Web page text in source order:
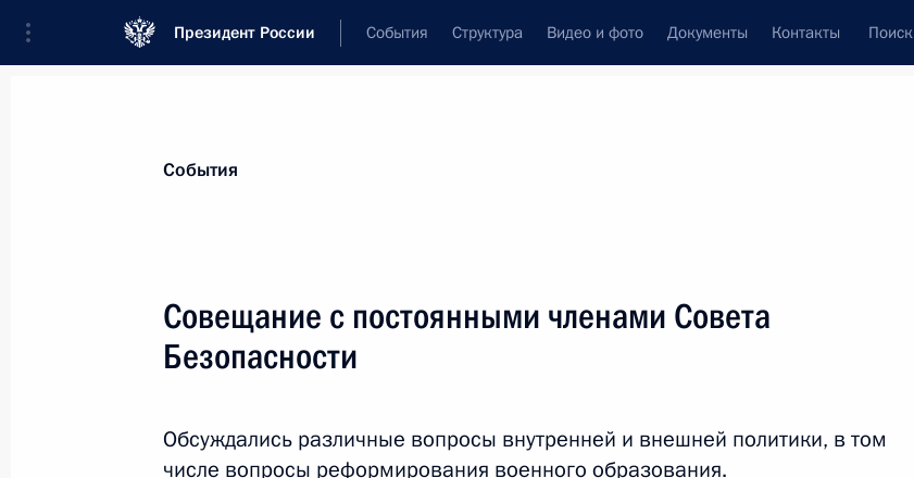
Президент России События Структура Видео и фото Документы Контакты Поиск
События
Совещание с постоянными членами Совета
Безопасности
Обсуждались различные вопросы внутренней и внешней политики, в том
числе вопросы реформирования военного образования.